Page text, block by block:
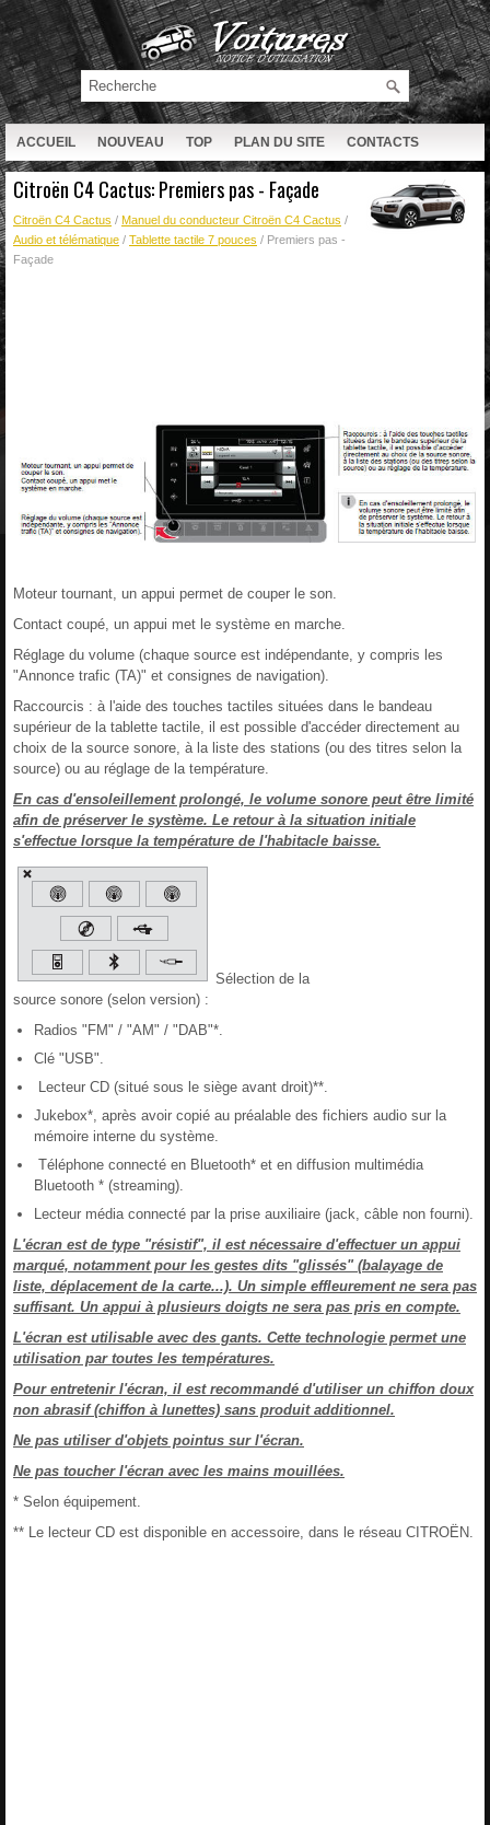
ACCUEIL NOUVEAU TOP PLAN DU SITE CONTACTS
RECHERCHE
Citroën C4 Cactus: Premiers pas - Façade
Citroën C4 Cactus / Manuel du conducteur Citroën C4 Cactus /
Audio et télématique / Tablette tactile 7 pouces / Premiers pas -
Façade
Moteur tournant, un appui permet de couper le son.
Contact coupé, un appui met le système en marche.
Réglage du volume (chaque source est indépendante, y compris les
"Annonce trafic (TA)" et consignes de navigation).
Raccourcis : à l'aide des touches tactiles situées dans le bandeau
supérieur de la tablette tactile, il est possible d'accéder directement au
choix de la source sonore, à la liste des stations (ou des titres selon la
source) ou au réglage de la température.
En cas d'ensoleillement prolongé, le volume sonore peut être limité
afin de préserver le système. Le retour à la situation initiale
s'effectue lorsque la température de l'habitacle baisse.
Sélection de la
source sonore (selon version) :
Radios "FM" / "AM" / "DAB"*.
Clé "USB".
Lecteur CD (situé sous le siège avant droit)**.
Jukebox*, après avoir copié au préalable des fichiers audio sur la
mémoire interne du système.
Téléphone connecté en Bluetooth* et en diffusion multimédia
Bluetooth * (streaming).
Lecteur média connecté par la prise auxiliaire (jack, câble non fourni).
L'écran est de type "résistif", il est nécessaire d'effectuer un appui
marqué, notamment pour les gestes dits "glissés" (balayage de
liste, déplacement de la carte...). Un simple effleurement ne sera pas
suffisant. Un appui à plusieurs doigts ne sera pas pris en compte.
L'écran est utilisable avec des gants. Cette technologie permet une
utilisation par toutes les températures.
Pour entretenir l'écran, il est recommandé d'utiliser un chiffon doux
non abrasif (chiffon à lunettes) sans produit additionnel.
Ne pas utiliser d'objets pointus sur l'écran.
Ne pas toucher l'écran avec les mains mouillées.
* Selon équipement.
** Le lecteur CD est disponible en accessoire, dans le réseau CITROËN.